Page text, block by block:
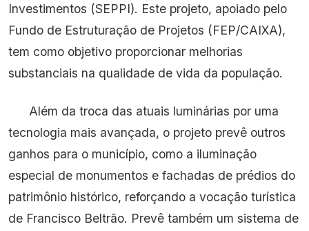
Investimentos (SEPPI). Este projeto, apoiado pelo
Fundo de Estruturação de Projetos (FEP/CAIXA),
tem como objetivo proporcionar melhorias
substanciais na qualidade de vida da população.
Além da troca das atuais luminárias por uma
tecnologia mais avançada, o projeto prevê outros
ganhos para o município, como a iluminação
especial de monumentos e fachadas de prédios do
patrimônio histórico, reforçando a vocação turística
de Francisco Beltrão. Prevê também um sistema de